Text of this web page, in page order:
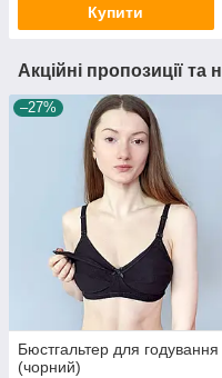
Купити
Акційні пропозиції та
–27%
Бюстгальтер для годування
(чорний)